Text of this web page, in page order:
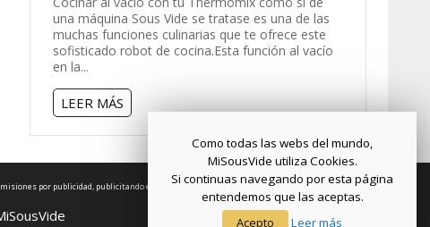
una máquina Sous Vide se tratase es una de las
muchas funciones culinarias que te ofrece este
sofisticado robot de cocina.Esta función al vacío
en la...
LEER MÁS
por publicidad, publicitando e incluyendo enlaces a Amazon.es.
Como todas las webs del mundo,
MiSousVide utiliza Cookies.
Si continuas navegando por esta página
entendemos que las aceptas.
Acepto
Leer más